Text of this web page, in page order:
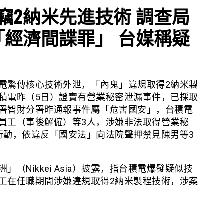
2納米先進技術 調查局
濟間諜罪」 台媒稱疑
驚傳核心技術外泄，「內鬼」違規取得2納米製
電昨（5日）證實有營業秘密泄漏事件，已採取
智財分署昨通報事件屬「危害國安」，台積電
工（事後解僱）等3人，涉嫌非法取得營業秘
，依違反「國安法」向法院聲押禁見陳男等3
」（Nikkei Asia）披露，指台積電爆發疑似技
在任職期間涉嫌違規取得2納米製程技術，涉案